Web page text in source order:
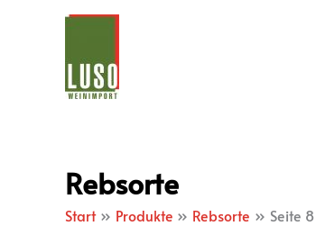
Rebsorte
Start Produkte Rebsorte Seite 8